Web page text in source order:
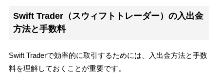
Swift Trader（スウィフトトレーダー）の入出金
方法と手数料
Swift Traderで効率的に取引するためには、入出金方法と手数
料を理解しておくことが重要です。